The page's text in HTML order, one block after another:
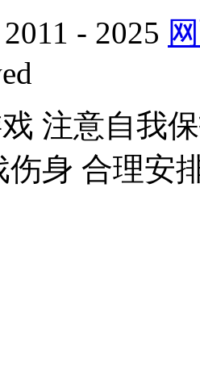
- 2025
注意自我
伤身 合理安